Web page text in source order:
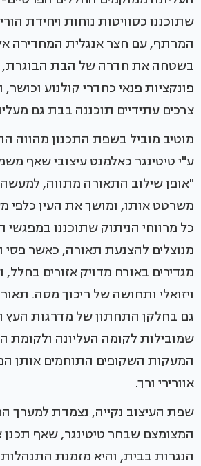
שתוכננו כסוויטות נוחות ויחידת
המרתף, עם חצר אנגלית המחדירה
בשטחה את חדרה של הבת הבוגרת,
פונקציות פנאי כחדרי קולנוע
צרכים עתידיים תוכננה בבת גם
מוטיב מוביל בשפת התכנון מהווה
ע"י טיטינגר כאלמנט עיצובי שאף
"אופן שילוב התאורה מתווה,
משרטט אותו, ומושך את העין כלפי
כל מרווחי הניתוק שתוכננו
מנוצלים להצנעת תאורה, כאשר פסי
מגדירים באורח מדויק אזורים בחלל,
ויזואלי ותחושה של ריכוך מסה.
גם בחלקן התחתון של מדרגות
שמובילות לקומה העליונה ולקומת
המעקות השקופים התוחמים אותן
אוורירי ורך.
שפת העיצוב נקייה, נצמדת למערך
המצומצם שבחר טיטינגר, שאף
הנגרות בבית, והיא מזמנת